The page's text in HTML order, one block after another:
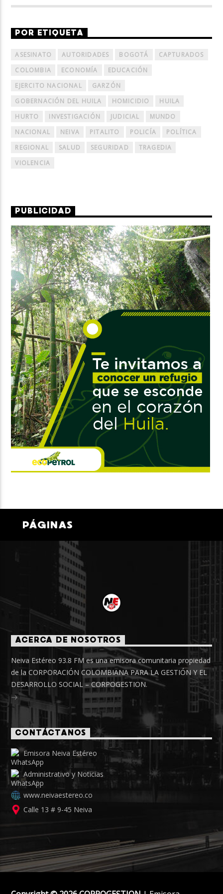
POR ETIQUETA
ASESINATO AUTORIDADES BOGOTÁ
CAPTURADOS
COLOMBIA
ECONOMÍA
EDUCACIÓN
EJERCITO NACIONAL
GARZÓN
GOBERNACIÓN DEL HUILA
HOMICIDIO
HUILA
HURTO
INVESTIGACIÓN JUDICIAL
MUNDO
NACIONAL
NEIVA PITALITO POLICÍA
POLÍTICA
REGIONAL
SALUD SEGURIDAD
TRAGEDIA
VIOLENCIA
PUBLICIDAD
PÁGINAS
ACERCA DE NOSOTROS
Neiva Estéreo 93.8 FM es una emisora comunitaria propiedad
de la CORPORACIÓN COLOMBIANA PARA LA GESTIÓN Y EL
DESARROLLO SOCIAL – CORPOGESTION.
CONTÁCTANOS
Emisora Neiva Estéreo
Administrativo y Noticias
www.neivaestereo.co
Calle 13 # 9-45 Neiva